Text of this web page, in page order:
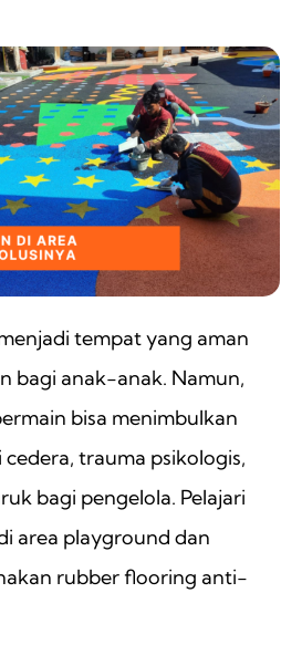
tempat yang aman
bagi anak-anak. Namun,
bisa menimbulkan
trauma psikologis,
bagi pengelola. Pelajari
area playground dan
rubber flooring anti-